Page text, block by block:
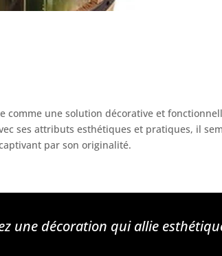
comme une solution décorative et
ses attributs esthétiques et pratiques, il
par son originalité.
une décoration qui allie